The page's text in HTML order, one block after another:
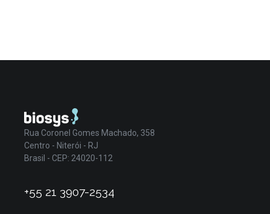
Rua Coronel Gomes Machado, 358
Centro - Niterói - RJ
Brasil - CEP: 24020-112
+55 21 3907-2534